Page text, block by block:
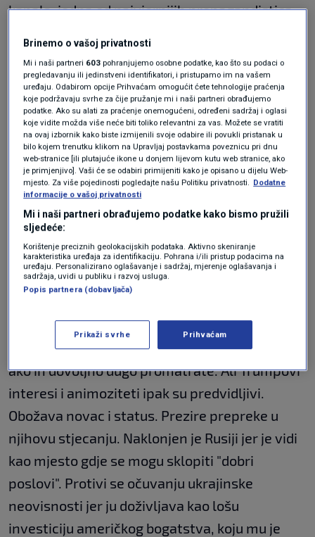
kanala, jedna od najvjernijih propagandistica
žestoko su kritizirali američku administraciju.
Onu prethodnu, naravno, uvod je u komentar
Guardiana.
"Za sada je pritisak na Kijev velik", nastavila je
Skabejeva, "ali što će Amerikanci htjeti
zauzvrat?"
To je općenito dobro pitanje, iako ne znači da
postoji jasan odgovor. Pogrešno je pokušavati
pronaći koherentnu strategiju u kaotičnim
odraslog čovjeka. U neredu se mogu nazrijeti
prividni uzorci, kao kad u oblacima vidite lica
ako ih dovoljno dugo promatrate. Ali Trumpovi
interesi i animoziteti ipak su predvidljivi.
Obožava novac i status. Prezire prepreke u
njihovu stjecanju. Naklonjen je Rusiji jer je vidi
kao mjesto gdje se mogu sklopiti "dobri
poslovi". Protivi se očuvanju ukrajinske
neovisnosti jer ju doživljava kao lošu
investiciju američkog bogatstva, koju mu je
Brinemo o vašoj privatnosti
Mi i naši partneri 603 pohranjujemo osobne podatke, kao što su podaci o
pregledavanju ili jedinstveni identifikatori, i pristupamo im na vašem
uređaju. Odabirom opcije Prihvaćam omogućit ćete tehnologije praćenja
koje podržavaju svrhe za čije pružanje mi i naši partneri obrađujemo
podatke. Ako su alati za praćenje onemogućeni, određeni sadržaj i oglasi
koje vidite možda više neće biti toliko relevantni za vas. Možete se vratiti
na ovaj izbornik kako biste izmijenili svoje odabire ili povukli pristanak u
bilo kojem trenutku klikom na Upravljaj postavkama poveznicu pri dnu
web-stranice [ili plutajuće ikone u donjem lijevom kutu web stranice, ako
je primjenjivo]. Vaši će se odabiri primijeniti kako je opisano u dijelu Web-
mjesto. Za više pojedinosti pogledajte našu Politiku privatnosti. Dodatne
informacije o vašoj privatnosti
Mi i naši partneri obrađujemo podatke kako bismo pružili
sljedeće:
Korištenje preciznih geolokacijskih podataka. Aktivno skeniranje
karakteristika uređaja za identifikaciju. Pohrana i/ili pristup podacima na
uređaju. Personalizirano oglašavanje i sadržaj, mjerenje oglašavanja i
sadržaja, uvidi u publiku i razvoj usluga.
Popis partnera (dobavljača)
Prikaži svrhe Prihvaćam